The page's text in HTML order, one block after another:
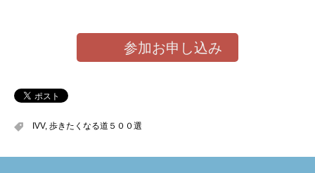
参加お申し込み
IVV, 歩きたくなる道５００選